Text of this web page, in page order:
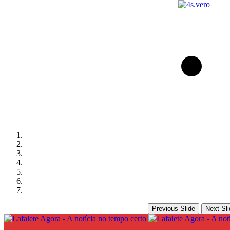
Previous Slide Next